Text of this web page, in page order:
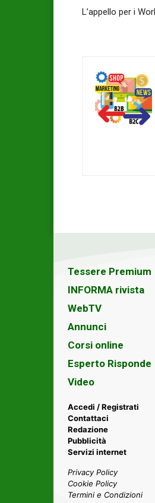
L’appello per i
Tessere Premium
INFORMA rivista
WebTV
Annunci
Corsi online
Esperto Risponde
Video
Accedi / Registrati
Contattaci
Redazione
Pubblicità
Servizi internet
Privacy Policy
Cookie Policy
Termini e Condizioni